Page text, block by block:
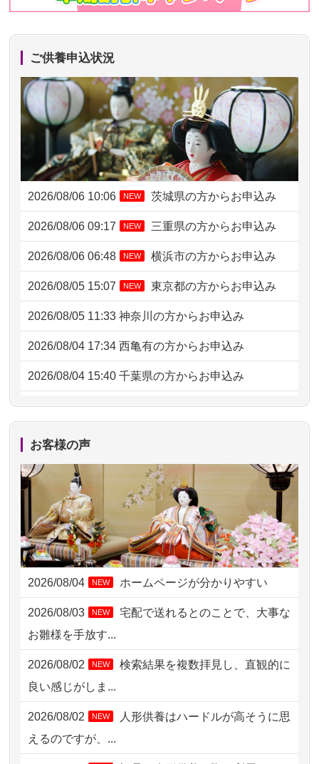
ご供養申込状況
2026/08/06 10:06 NEW 茨城県の方からお申込み
2026/08/06 09:17 NEW 三重県の方からお申込み
2026/08/06 06:48 NEW 横浜市の方からお申込み
2026/08/05 15:07 NEW 東京都の方からお申込み
2026/08/05 11:33 神奈川の方からお申込み
2026/08/04 17:34 西亀有の方からお申込み
2026/08/04 15:40 千葉県の方からお申込み
2026/08/04 14:04 東京都の方からお申込み
2026/08/04 00:38
2026/08/03 21:17 愛知県の方からお申込み
2026/08/02 18:47 虎ノ門の方からお申込み
2026/08/02 11:15 千葉県の方からお申込み
2026/08/02 10:39 神奈川の方からお申込み
2026/08/02 09:15 神奈川の方からお申込み
2026/08/02 06:46 相模原の方からお申込み
2026/08/01 11:07 さいたの方からお申込み
2026/07/31 17:28
お客様の声
2026/08/04 NEW ホームページが分かりやすい
2026/08/03 NEW
宅配で送れるとのことで、大事な
お雛様を手放す...
2026/08/02 NEW
検索結果を複数拝見し、直観的に
良い感じがしま...
2026/08/02 NEW
人形供養はハードルが高そうに思
えるのですが、...